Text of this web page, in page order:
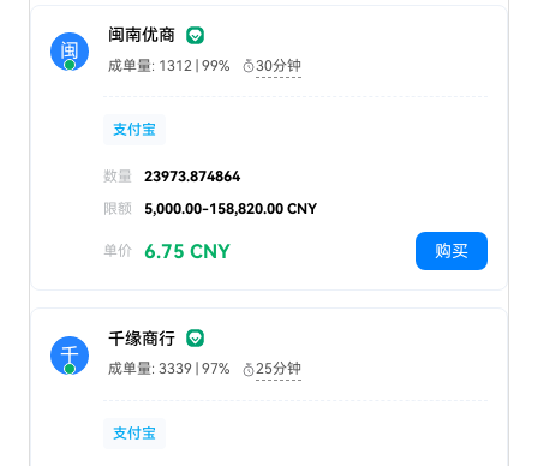
闽
闽南优商
成单量: 1312 | 99% 30分钟
支付宝
数量
23973.874864
限额
5,000.00-158,820.00 CNY
单价 6.75 CNY 购买
千
千缘商行
成单量: 3339 | 97% 25分钟
支付宝